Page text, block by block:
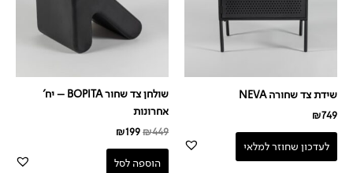
שידת צד שחורה NEVA
₪749
לעדכון שחוזר למלאי
שולחן צד שחור BOPITA – יח'
אחרונות
₪449
₪199
הוספה לסל